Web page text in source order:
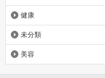
健康
未分類
美容